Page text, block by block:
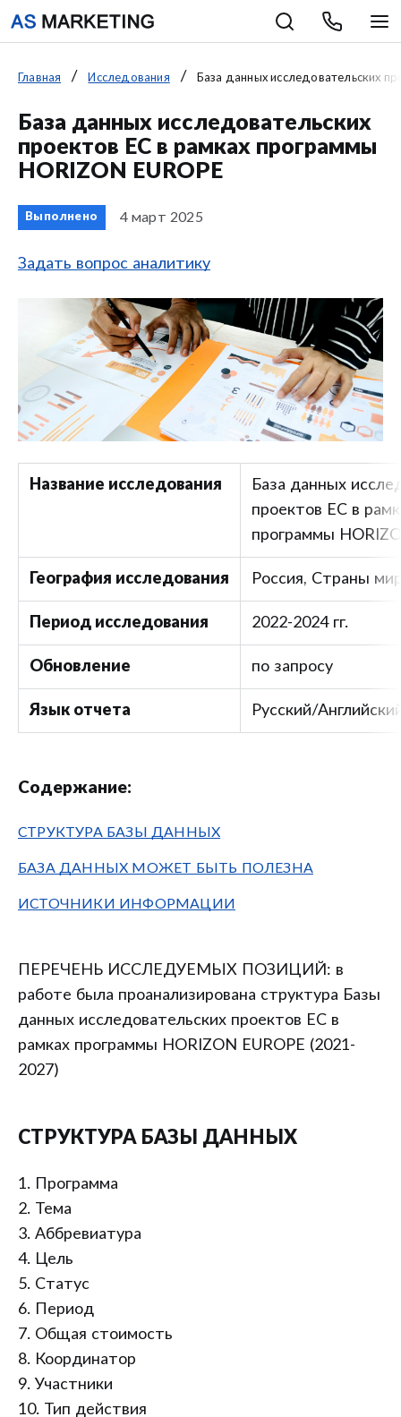
Главная Исследования База данных исследовательских
База данных исследовательских
проектов ЕС в рамках программы
HORIZON EUROPE
Выполнено 4 март 2025
Задать вопрос аналитику
Название исследования
База данных
проектов ЕС в
программы
География исследования Россия, Страны
Период исследования 2022-2024 гг.
Обновление по запросу
Язык отчета Русский/
Содержание:
СТРУКТУРА БАЗЫ ДАННЫХ
БАЗА ДАННЫХ МОЖЕТ БЫТЬ ПОЛЕЗНА
ИСТОЧНИКИ ИНФОРМАЦИИ
ПЕРЕЧЕНЬ ИССЛЕДУЕМЫХ ПОЗИЦИЙ: в
работе была проанализирована структура Базы
данных исследовательских проектов ЕС в
рамках программы HORIZON EUROPE (2021-
2027)
СТРУКТУРА БАЗЫ ДАННЫХ
1. Программа
2. Тема
3. Аббревиатура
4. Цель
5. Статус
6. Период
7. Общая стоимость
8. Координатор
9. Участники
10. Тип действия